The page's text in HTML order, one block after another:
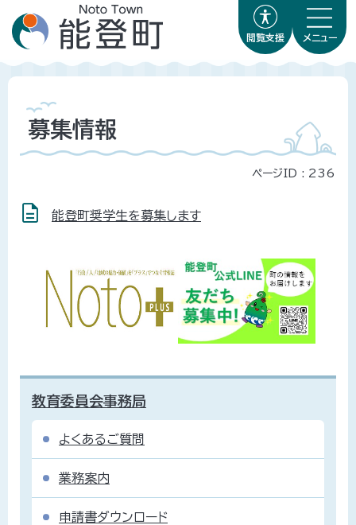
閲覧支援 メニュー
募集情報
ページID : 236
能登町奨学生を募集します
教育委員会事務局
よくあるご質問
業務案内
申請書ダウンロード